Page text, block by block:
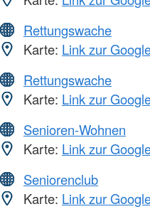
Rettungswache
Karte: Link zur
Rettungswache
Karte: Link zur
Senioren-Wohnen
Karte: Link zur
Seniorenclub
Karte: Link zur